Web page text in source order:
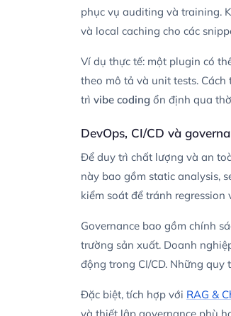
phục vụ auditing và training.
và local caching cho các
Ví dụ thực tế: một plugin có
theo mô tả và unit tests.
trì vibe coding ổn định qua
DevOps, CI/CD và
Để duy trì chất lượng và an
này bao gồm static analysis,
kiểm soát để tránh
Governance bao gồm chính
trường sản xuất. Doanh
động trong CI/CD. Những
Đặc biệt, tích hợp với RAG &